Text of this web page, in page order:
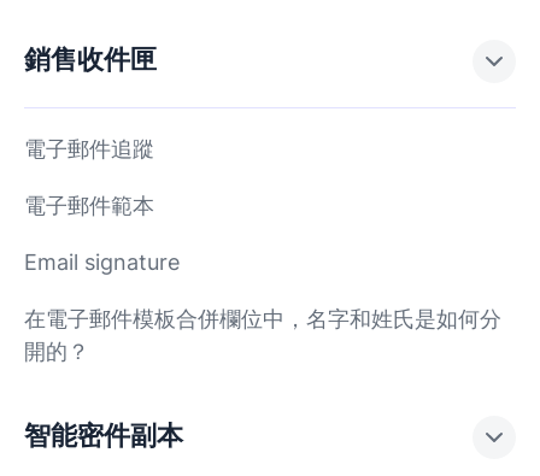
銷售收件匣
電子郵件追蹤
電子郵件範本
Email signature
在電子郵件模板合併欄位中，名字和姓氏是如何分
開的？
智能密件副本